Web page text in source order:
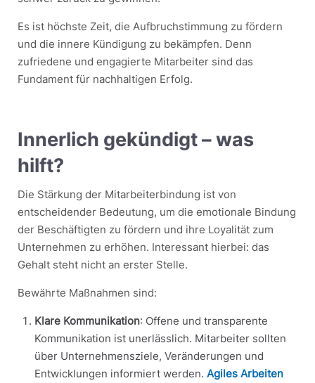
Es ist höchste Zeit, die Aufbruchstimmung zu fördern
und die innere Kündigung zu bekämpfen. Denn
zufriedene und engagierte Mitarbeiter sind das
Fundament für nachhaltigen Erfolg.
Innerlich gekündigt – was
hilft?
Die Stärkung der Mitarbeiterbindung ist von
entscheidender Bedeutung, um die emotionale Bindung
der Beschäftigten zu fördern und ihre Loyalität zum
Unternehmen zu erhöhen. Interessant hierbei: das
Gehalt steht nicht an erster Stelle.
Bewährte Maßnahmen sind:
Klare Kommunikation: Offene und transparente
Kommunikation ist unerlässlich. Mitarbeiter sollten
über Unternehmensziele, Veränderungen und
Entwicklungen informiert werden. Agiles Arbeiten